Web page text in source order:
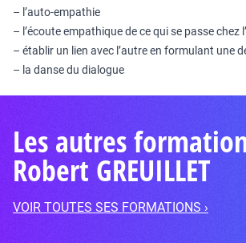
– l’auto-empathie
– l’écoute empathique de ce qui se passe chez
– établir un lien avec l’autre en formulant une
– la danse du dialogue
Les autres
Robert GREUILLET
VOIR TOUTES SES FORMATIONS ›